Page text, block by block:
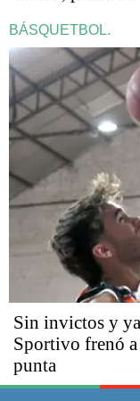
BÁSQUETBOL.
Sin invictos y
Sportivo frenó
punta